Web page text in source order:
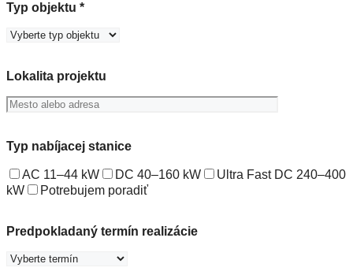
Typ objektu *
Lokalita projektu
Typ nabíjacej stanice
AC 11–44 kW DC 40–160 kW
Ultra Fast DC 240–400
kW
Potrebujem poradiť
Predpokladaný termín realizácie